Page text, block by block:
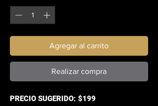
Agregar al carrito
Realizar compra
PRECIO SUGERIDO: $199